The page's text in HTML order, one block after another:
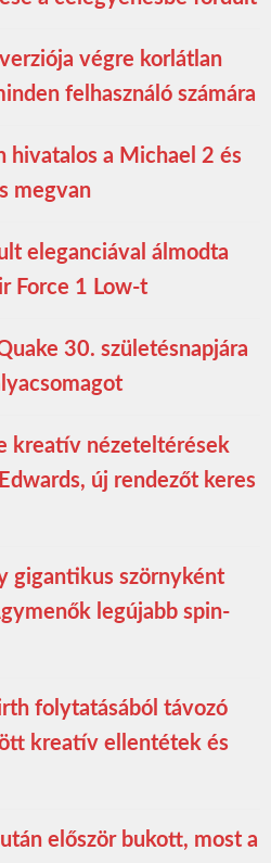
végre korlátlan
felhasználó számára
hivatalos a Michael 2 és
megvan
eleganciával álmodta
Force 1 Low-t
30. születésnapjára
kreatív nézeteltérések
új rendezőt keres
gigantikus szörnyként
legújabb spin-
folytatásából távozó
kreatív ellentétek és
először bukott, most a